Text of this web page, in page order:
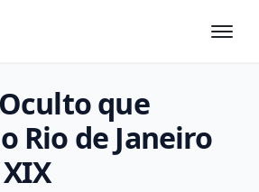
que
Rio de Janeiro